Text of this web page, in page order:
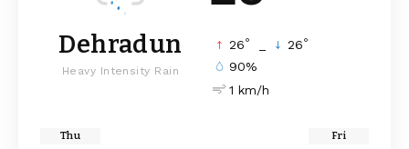
Dehradun
Heavy Intensity Rain
26° 26°
90%
1 km/h
Thu Fri